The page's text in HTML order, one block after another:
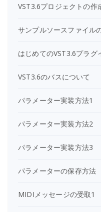
VST3.6プロジェクトの作
サンプルソースファイル
はじめてのVST3.6プラグ
VST3.6のバスについて
パラメーター実装方法1
パラメーター実装方法2
パラメーター実装方法3
パラメーターの保存方法
MIDIメッセージの受取1